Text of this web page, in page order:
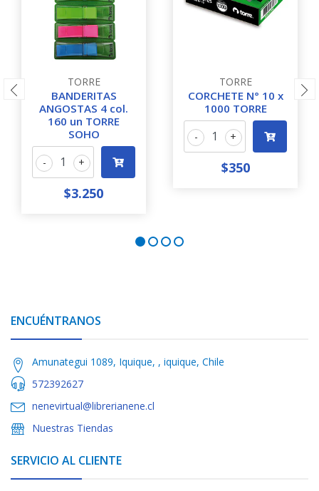
TORRE
BANDERITAS
ANGOSTAS 4 col.
160 un TORRE
SOHO
+
-
$3.250
TORRE
CORCHETE N° 10 x
1000 TORRE
+
-
$350
ENCUÉNTRANOS
Amunategui 1089, Iquique, , iquique, Chile
572392627
nenevirtual@librerianene.cl
Nuestras Tiendas
SERVICIO AL CLIENTE